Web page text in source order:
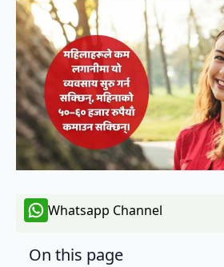
Whatsapp Channel
On this page